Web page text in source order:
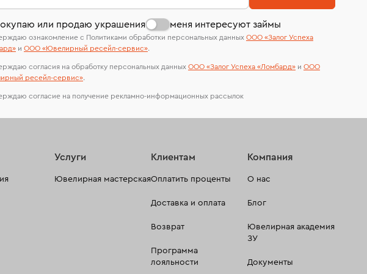
сертификаты МГУ и других геммологических
лабораторий
или продаю украшения меня интересуют займы
ознакомление с Политиками обработки персональных данных ООО «Залог Успеха
и ООО «Ювелирный ресейл-сервиc».
согласия на обработку персональных данных ООО «Залог Успеха «Ломбард» и ООО
ресейл-сервиc».
согласие на получение рекламно-информационных рассылок
Услуги
Ювелирная мастерская
Клиентам
Оплатить проценты
Доставка и оплата
Возврат
Программа
лояльности
Компания
О нас
Блог
Ювелирная академия
ЗУ
Документы